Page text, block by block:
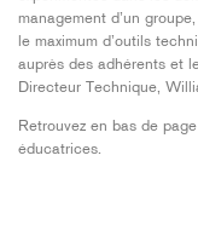
management d’un
le maximum d’outils
auprès des adhérents et
Directeur Technique,
Retrouvez en bas de
éducatrices.